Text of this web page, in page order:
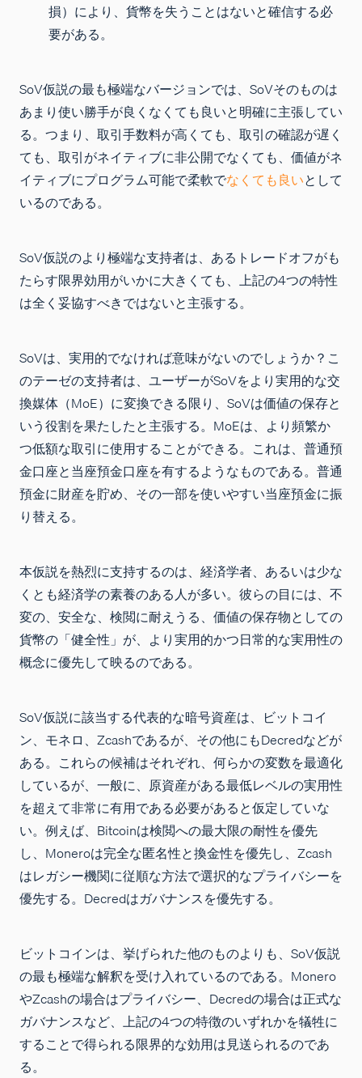
損）により、貨幣を失うことはないと確信する必
要がある。
SoV仮説の最も極端なバージョンでは、SoVそのものは
あまり使い勝手が良くなくても良いと明確に主張してい
る。つまり、取引手数料が高くても、取引の確認が遅く
ても、取引がネイティブに非公開でなくても、価値がネ
イティブにプログラム可能で柔軟でなくても良いとして
いるのである。
SoV仮説のより極端な支持者は、あるトレードオフがも
たらす限界効用がいかに大きくても、上記の4つの特性
は全く妥協すべきではないと主張する。
SoVは、実用的でなければ意味がないのでしょうか？こ
のテーゼの支持者は、ユーザーがSoVをより実用的な交
換媒体（MoE）に変換できる限り、SoVは価値の保存と
いう役割を果たしたと主張する。MoEは、より頻繁か
つ低額な取引に使用することができる。これは、普通預
金口座と当座預金口座を有するようなものである。普通
預金に財産を貯め、その一部を使いやすい当座預金に振
り替える。
本仮説を熱烈に支持するのは、経済学者、あるいは少な
くとも経済学の素養のある人が多い。彼らの目には、不
変の、安全な、検閲に耐えうる、価値の保存物としての
貨幣の「健全性」が、より実用的かつ日常的な実用性の
概念に優先して映るのである。
SoV仮説に該当する代表的な暗号資産は、ビットコイ
ン、モネロ、Zcashであるが、その他にもDecredなどが
ある。これらの候補はそれぞれ、何らかの変数を最適化
しているが、一般に、原資産がある最低レベルの実用性
を超えて非常に有用である必要があると仮定していな
い。例えば、Bitcoinは検閲への最大限の耐性を優先
し、Moneroは完全な匿名性と換金性を優先し、Zcash
はレガシー機関に従順な方法で選択的なプライバシーを
優先する。Decredはガバナンスを優先する。
ビットコインは、挙げられた他のものよりも、SoV仮説
の最も極端な解釈を受け入れているのである。Monero
やZcashの場合はプライバシー、Decredの場合は正式な
ガバナンスなど、上記の4つの特徴のいずれかを犠牲に
することで得られる限界的な効用は見送られるのであ
る。